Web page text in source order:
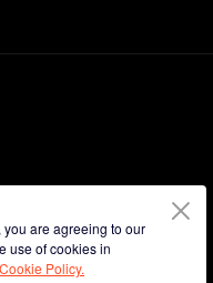
are agreeing to our
use of cookies in
Cookie Policy.